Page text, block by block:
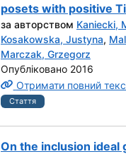
posets with positive
за авторством Kaniecki,
Kosakowska, Justyna,
Marczak, Grzegorz
Опубліковано 2016
Отримати повний
Стаття
On the inclusion ideal